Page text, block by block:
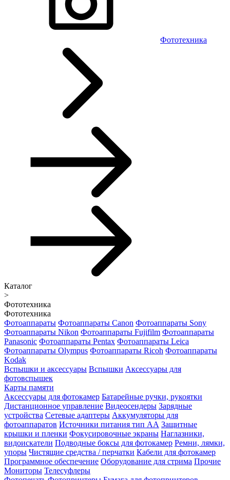
Фототехника
Каталог
>
Фототехника
Фототехника
Фотоаппараты Фотоаппараты Canon Фотоаппараты Sony
Фотоаппараты Nikon Фотоаппараты Fujifilm Фотоаппараты
Panasonic Фотоаппараты Pentax Фотоаппараты Leica
Фотоаппараты Olympus Фотоаппараты Ricoh Фотоаппараты
Kodak
Вспышки и аксессуары Вспышки Аксессуары для
фотовспышек
Карты памяти
Аксессуары для фотокамер Батарейные ручки, рукоятки
Дистанционное управление Видеосендеры Зарядные
устройства Сетевые адаптеры Аккумуляторы для
фотоаппаратов Источники питания тип АА Защитные
крышки и пленки Фокусировочные экраны Наглазники,
видоискатели Подводные боксы для фотокамер Ремни, лямки,
упоры Чистящие средства / перчатки Кабели для фотокамер
Программное обеспечение Оборудование для стрима Прочие
Мониторы Телесуфлеры